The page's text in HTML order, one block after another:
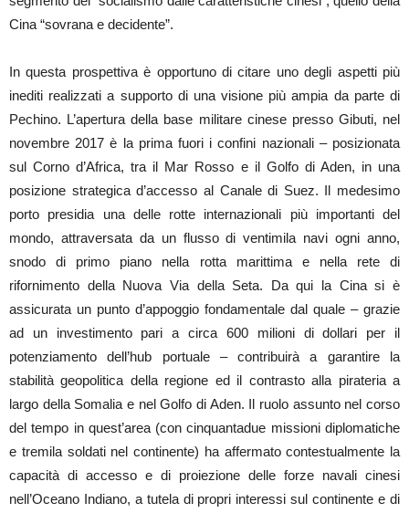
Cina “sovrana e decidente”.
In questa prospettiva è opportuno di citare uno degli aspetti più
inediti realizzati a supporto di una visione più ampia da parte di
Pechino. L’apertura della base militare cinese presso Gibuti, nel
novembre 2017 è la prima fuori i confini nazionali – posizionata
sul Corno d’Africa, tra il Mar Rosso e il Golfo di Aden, in una
posizione strategica d’accesso al Canale di Suez. Il medesimo
porto presidia una delle rotte internazionali più importanti del
mondo, attraversata da un flusso di ventimila navi ogni anno,
snodo di primo piano nella rotta marittima e nella rete di
rifornimento della Nuova Via della Seta. Da qui la Cina si è
assicurata un punto d’appoggio fondamentale dal quale – grazie
ad un investimento pari a circa 600 milioni di dollari per il
potenziamento dell’hub portuale – contribuirà a garantire la
stabilità geopolitica della regione ed il contrasto alla pirateria a
largo della Somalia e nel Golfo di Aden. Il ruolo assunto nel corso
del tempo in quest’area (con cinquantadue missioni diplomatiche
e tremila soldati nel continente) ha affermato contestualmente la
capacità di accesso e di proiezione delle forze navali cinesi
nell’Oceano Indiano, a tutela di propri interessi sul continente e di